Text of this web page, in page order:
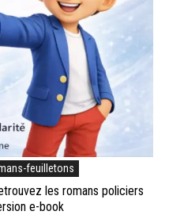
feuilletons
les romans policiers
e-book